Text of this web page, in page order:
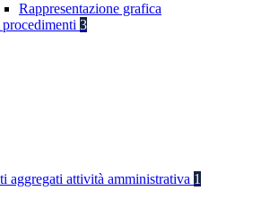
Rappresentazione grafica
3
aggregati attività amministrativa 1